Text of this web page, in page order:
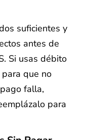
suficientes y
antes de
Si usas débito
para que no
falla,
para